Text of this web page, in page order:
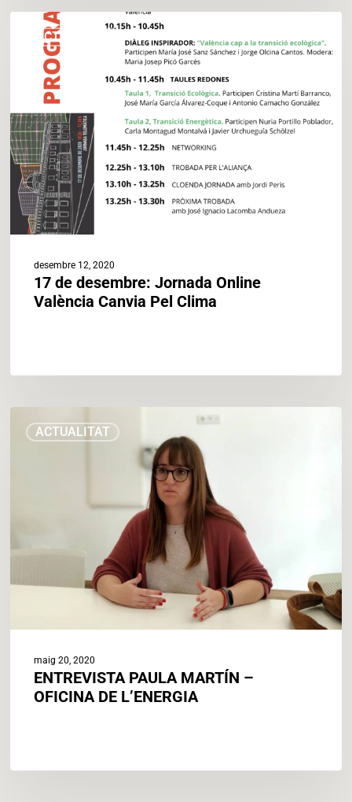
ACTUALITAT
desembre:
Jornada
València
Canvia
Pel
Clima
desembre 12, 2020
17 de desembre: Jornada Online
València Canvia Pel Clima
ACTUALITAT
PAULA
maig 20, 2020
ENTREVISTA PAULA MARTÍN –
OFICINA DE L’ENERGIA